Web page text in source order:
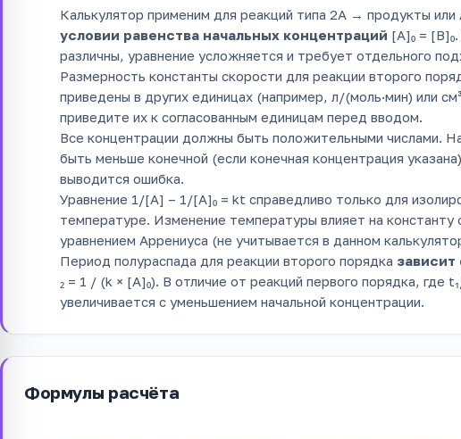
Калькулятор применим для реакций типа 2A → продукты
условии равенства начальных концентраций [A]₀ =
различны, уравнение усложняется и требует отдельного
Размерность константы скорости для реакции второго
приведены в других единицах (например, л/(моль·мин) или
приведите их к согласованным единицам перед вводом.
Все концентрации должны быть положительными числами.
быть меньше конечной (если конечная концентрация
выводится ошибка.
Уравнение 1/[A] – 1/[A]₀ = kt справедливо только для
температуре. Изменение температуры влияет на константу
уравнением Аррениуса (не учитывается в данном
Период полураспада для реакции второго порядка зависит
₂ = 1 / (k × [A]₀). В отличие от реакций первого порядка, где
увеличивается с уменьшением начальной концентрации.
Формулы расчёта